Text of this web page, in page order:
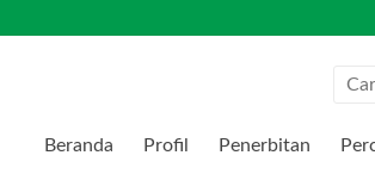
Beranda Profil Penerbitan